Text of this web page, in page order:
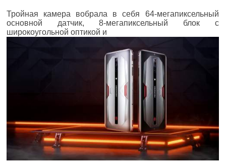
Тройная камера вобрала в себя 64-мегапиксельный
основной датчик, 8-мегапиксельный блок с
широкоугольной оптикой и